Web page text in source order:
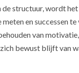
structuur, wordt
en successen
van
bewust blijft van